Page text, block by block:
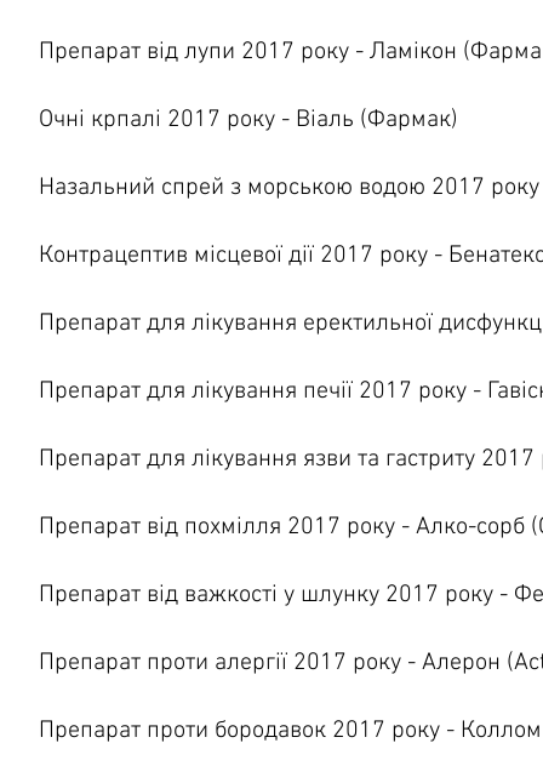
Препарат від лупи 2017 року - Ламікон
Очні крпалі 2017 року - Віаль (Фармак)
Назальний спрей з морською водою 2017
Контрацептив місцевої дії 2017 року -
Препарат для лікування еректильної
Препарат для лікування печії 2017 року -
Препарат для лікування язви та гастриту
Препарат від похмілля 2017 року - Алко-сорб
Препарат від важкості у шлунку 2017 року -
Препарат проти алергії 2017 року - Алерон
Препарат проти бородавок 2017 року -